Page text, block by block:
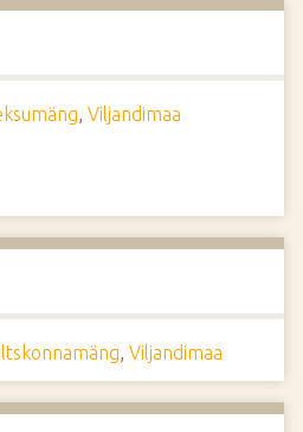
, Viljandimaa
, Viljandimaa